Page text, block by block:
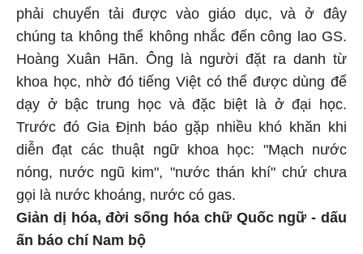
phải chuyển tải được vào giáo dục, và ở đây
chúng ta không thể không nhắc đến công lao GS.
Hoàng Xuân Hãn. Ông là người đặt ra danh từ
khoa học, nhờ đó tiếng Việt có thể được dùng để
dạy ở bậc trung học và đặc biệt là ở đại học.
Trước đó Gia Định báo gặp nhiều khó khăn khi
diễn đạt các thuật ngữ khoa học: "Mạch nước
nóng, nước ngũ kim", "nước thán khí" chứ chưa
gọi là nước khoáng, nước có gas.
Giản dị hóa, đời sống hóa chữ Quốc ngữ - dấu
ấn báo chí Nam bộ